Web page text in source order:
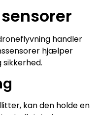
handler
hjælper
kan den holde en